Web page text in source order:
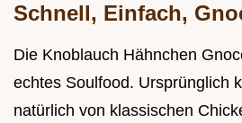
Schnell, Einfach,
Die Knoblauch Hähnchen
echtes Soulfood. Ursprünglich
natürlich von klassischen